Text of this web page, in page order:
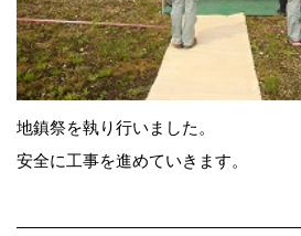
地鎮祭を執り行いました。
安全に工事を進めていきます。